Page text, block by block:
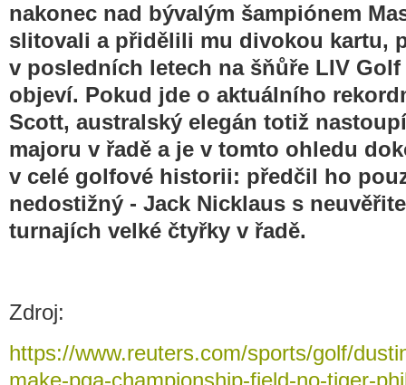
nakonec nad bývalým šampiónem
slitovali a přidělili mu divokou kartu,
v posledních letech na šňůře LIV
objeví. Pokud jde o aktuálního
Scott, australský elegán totiž
majoru v řadě a je v tomto ohledu
v celé golfové historii: předčil ho
nedostižný - Jack Nicklaus s
turnajích velké čtyřky v řadě.
Zdroj:
https://www.reuters.com/sports/golf/
make-pga-championship-field-no-tiger-